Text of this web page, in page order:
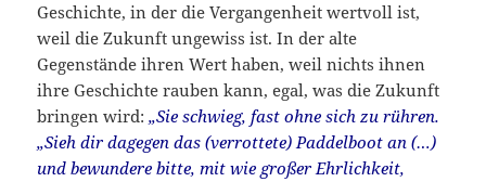
Geschichte, in der die Vergangenheit wertvoll ist,
weil die Zukunft ungewiss ist. In der alte
Gegenstände ihren Wert haben, weil nichts ihnen
ihre Geschichte rauben kann, egal, was die Zukunft
bringen wird:„Sie schwieg, fast ohne sich zu rühren.
„Sieh dir dagegen das (verrottete) Paddelboot an (…)
und bewundere bitte, mit wie großer Ehrlichkeit,